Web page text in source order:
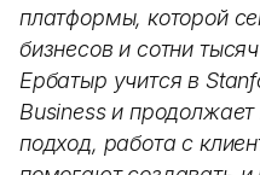
платформы, которой
бизнесов и сотни
Ербатыр учится в
Business и
подход, работа с